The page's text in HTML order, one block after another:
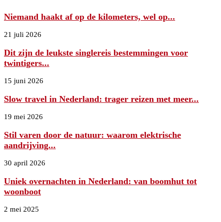
Niemand haakt af op de kilometers, wel op...
21 juli 2026
Dit zijn de leukste singlereis bestemmingen voor
twintigers...
15 juni 2026
Slow travel in Nederland: trager reizen met meer...
19 mei 2026
Stil varen door de natuur: waarom elektrische
aandrijving...
30 april 2026
Uniek overnachten in Nederland: van boomhut tot
woonboot
2 mei 2025